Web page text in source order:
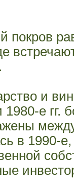
покров
и
1980-е гг.
в 1990-